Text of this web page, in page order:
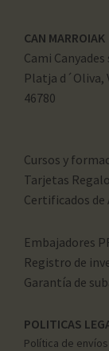
CAN MARROIAK
Cami Canyades
Platja d´Oliva,
46780
Cursos y
Tarjetas Regalo
Certificados
Embajadores
Registro de
Garantía de
POLITICAS
Política de envíos